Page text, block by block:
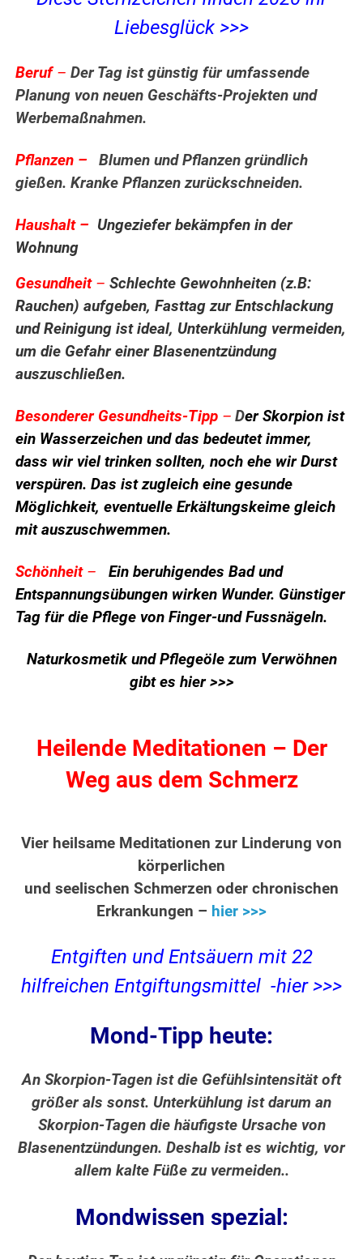
Liebesglück >>>
Beruf–Der Tag ist günstig für umfassende
Planung von neuen Geschäfts-Projekten und
Werbemaßnahmen.
Pflanzen –
Blumen und Pflanzen gründlich
gießen. Kranke Pflanzen zurückschneiden.
Haushalt – Ungeziefer bekämpfen in der
Wohnung
Gesundheit –Schlechte Gewohnheiten (z.B:
Rauchen) aufgeben, Fasttag zur Entschlackung
und Reinigung ist ideal, Unterkühlung vermeiden,
um die Gefahr einer Blasenentzündung
auszuschließen.
Besonderer Gesundheits-Tipp – Der Skorpion ist
ein Wasserzeichen und das bedeutet immer,
dass wir viel trinken sollten, noch ehe wir Durst
verspüren. Das ist zugleich eine gesunde
Möglichkeit, eventuelle Erkältungskeime gleich
mit auszuschwemmen.
Schönheit–
Ein beruhigendes Bad und
Entspannungsübungen wirken Wunder. Günstiger
Tag für die Pflege von Finger-und Fussnägeln.
Naturkosmetik und Pflegeöle zum Verwöhnen
gibt es hier >>>
Heilende Meditationen – Der
Weg aus dem Schmerz
Vier heilsame Meditationen zur Linderung von
körperlichen
und seelischen Schmerzen oder chronischen
Erkrankungen – hier >>>
Entgiften und Entsäuern mit 22
hilfreichen Entgiftungsmittel -hier >>>
Mond-Tipp heute:
An Skorpion-Tagen ist die Gefühlsintensität oft
größer als sonst. Unterkühlung ist darum an
Skorpion-Tagen die häufigste Ursache von
Blasenentzündungen. Deshalb ist es wichtig, vor
allem kalte Füße zu vermeiden..
Mondwissen spezial: